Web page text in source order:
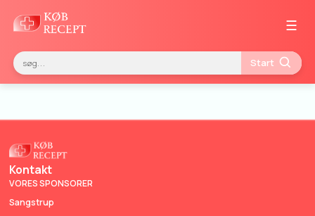
☰
Start
Kontakt
VORES SPONSORER
Sangstrup